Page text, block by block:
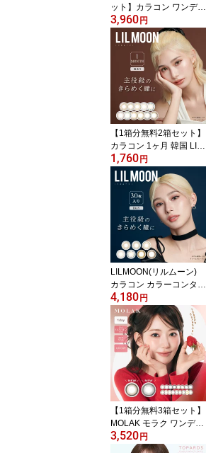
ット】カラコン ワンデー
韓国 ワンデーカラコン
カラコン1day 韓国カラ
コン カラーコンタクトレ
ンズ LILMOON リルムー
ン 14.2mm 14.4mm 度な
し 度あり 1day 10枚 1日
使い捨て カラーコンタク
ト 送料無料 高発色 フチ
なし
3,960円
【1箱分無料2箱セット】
カラコン 1ヶ月 韓国 LIL
MOON リルムーン マン
スリー ハーフ系 カラコ
ン韓国 カラーコンタクト
レンズ 14.5mm 度あり 1
month 1枚 1ヶ月使い捨
て カラーコンタクト ギ
1,760円
LILMOON(リルムーン)
カラコン カラーコンタク
トレンズ イメージモ
デル 14.4mm 度なし 度
あり 1day 30枚 -0.50～-
10.00 送料無料 高発色 フ
チなし
4,180円
【1箱分無料3箱セット】
MOLAK モラク ワンデー
カラコン 宮脇咲良 14.2m
m 14.5mm 1day 10枚入
3,520円